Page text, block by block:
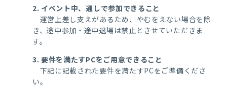
2. イベント中、通しで参加できること
運営上差し支えがあるため、やむをえない場合を除
き、途中参加・途中退場は禁止とさせていただきま
す。
3. 要件を満たすPCをご用意できること
下記に記載された要件を満たすPCをご準備くださ
い。